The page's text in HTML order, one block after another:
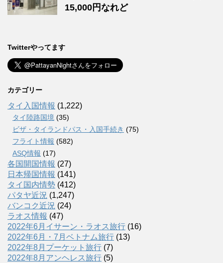
15,000円なれど
Twitterやってます
カテゴリー
タイ入国情報 (1,222)
タイ陸路国境 (35)
ビザ・タイランドパス・入国手続き (75)
フライト情報 (582)
ASQ情報 (17)
各国開国情報 (27)
日本帰国情報 (141)
タイ国内情勢 (412)
パタヤ近況 (1,247)
バンコク近況 (24)
ラオス情報 (47)
2022年6月イサーン・ラオス旅行 (16)
2022年6月・7月ベトナム旅行 (13)
2022年8月プーケット旅行 (7)
2022年8月アンヘレス旅行 (5)